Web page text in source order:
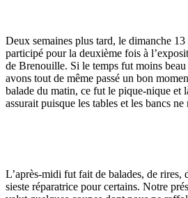
Deux semaines plus tard, le dimanche
participé pour la deuxième fois à
de Brenouille. Si le temps fut moins beau
avons tout de même passé un bon
balade du matin, ce fut le pique-nique et
assurait puisque les tables et les bancs
L’après-midi fut fait de balades, de rires,
sieste réparatrice pour certains. Notre